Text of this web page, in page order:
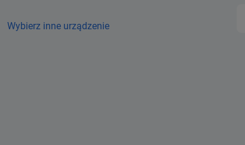
Wybierz inne urządzenie